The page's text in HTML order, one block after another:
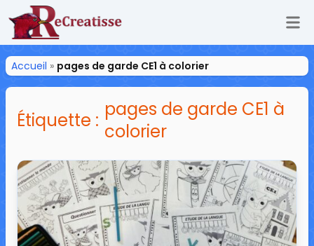
ReCreatisse
Accueil » pages de garde CE1 à colorier
Étiquette : pages de garde CE1 à
colorier